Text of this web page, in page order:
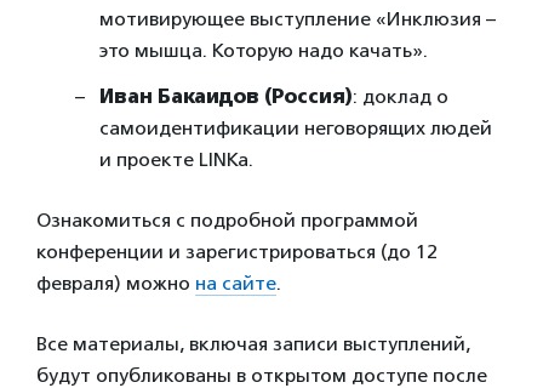
мотивирующее выступление «Инклюзия –
это мышца. Которую надо качать».
Иван Бакаидов (Россия): доклад о
самоидентификации неговорящих людей
и проекте LINKa.
Ознакомиться с подробной программой
конференции и зарегистрироваться (до 12
февраля) можно на сайте.
Все материалы, включая записи выступлений,
будут опубликованы в открытом доступе после